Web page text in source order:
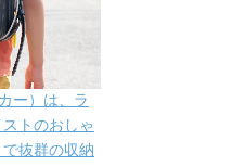
ー）は、ラ
トのおしゃ
抜群の収納